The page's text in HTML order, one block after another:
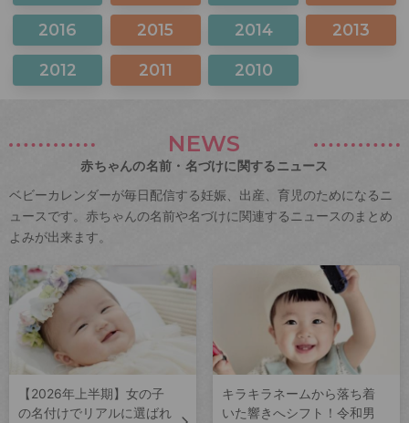
2016 2015 2014 2013
2012 2011 2010
NEWS
赤ちゃんの名前・名づけに関するニュース
ベビーカレンダーが毎日配信する妊娠、出産、育児のためになるニ
ュースです。赤ちゃんの名前や名づけに関連するニュースのまとめ
よみが出来ます。
【2026年上半期】女の子
の名付けでリアルに選ばれ
キラキラネームから落ち着
いた響きへシフト！令和男